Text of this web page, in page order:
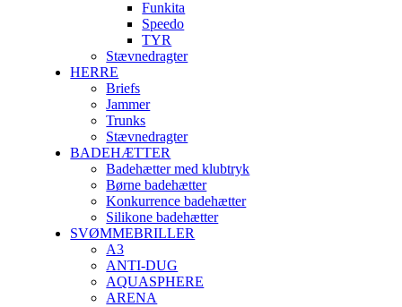
Funkita
Speedo
TYR
Stævnedragter
HERRE
Briefs
Jammer
Trunks
Stævnedragter
BADEHÆTTER
Badehætter med klubtryk
Børne badehætter
Konkurrence badehætter
Silikone badehætter
SVØMMEBRILLER
A3
ANTI-DUG
AQUASPHERE
ARENA